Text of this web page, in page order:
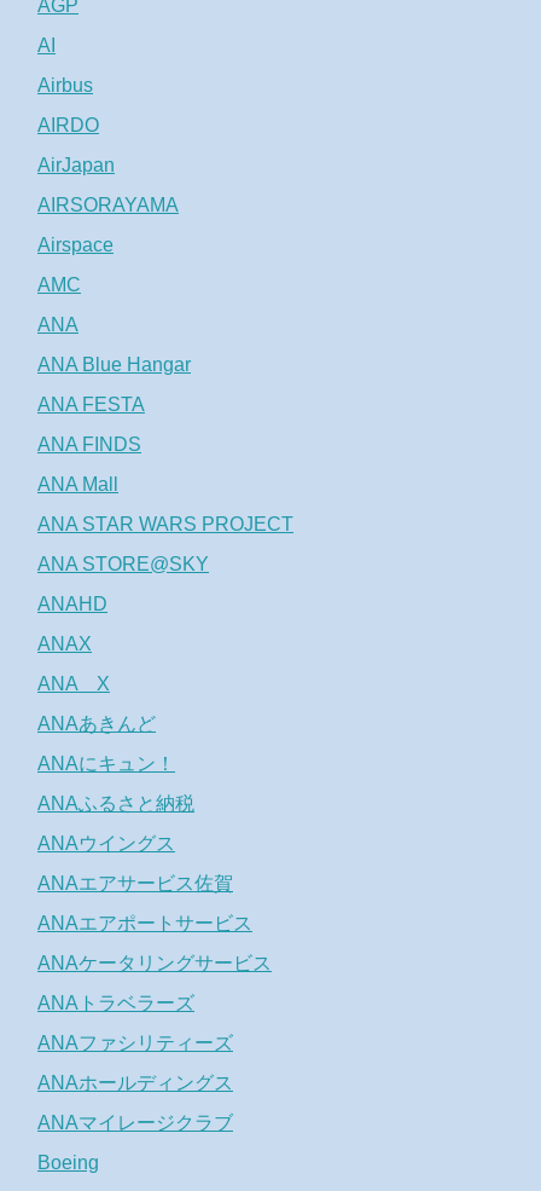
AGP
AI
Airbus
AIRDO
AirJapan
AIRSORAYAMA
Airspace
AMC
ANA
ANA Blue Hangar
ANA FESTA
ANA FINDS
ANA Mall
ANA STAR WARS PROJECT
ANA STORE@SKY
ANAHD
ANAX
ANA X
ANAあきんど
ANAにキュン！
ANAふるさと納税
ANAウイングス
ANAエアサービス佐賀
ANAエアポートサービス
ANAケータリングサービス
ANAトラベラーズ
ANAファシリティーズ
ANAホールディングス
ANAマイレージクラブ
Boeing